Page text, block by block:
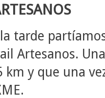
tarde
Artesanos.
km y que una